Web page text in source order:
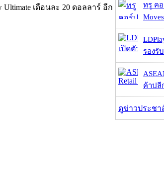
เดือนละ 20 ดอลลาร์ อีก
ทรู คอ
รองรั
ค้าปลี
ดูข่าวประช